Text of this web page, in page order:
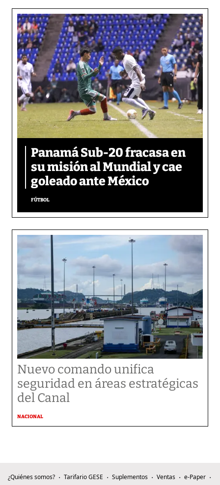
Panamá Sub-20 fracasa en
su misión al Mundial y cae
goleado ante México
FÚTBOL
Nuevo comando unifica
seguridad en áreas estratégicas
del Canal
NACIONAL
¿Quiénes somos? Tarifario GESE Suplementos Ventas
e-Paper